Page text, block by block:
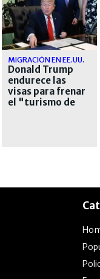
MIGRACIÓN EN EE.UU.
Donald Trump
endurece las
visas para frenar
el "turismo de